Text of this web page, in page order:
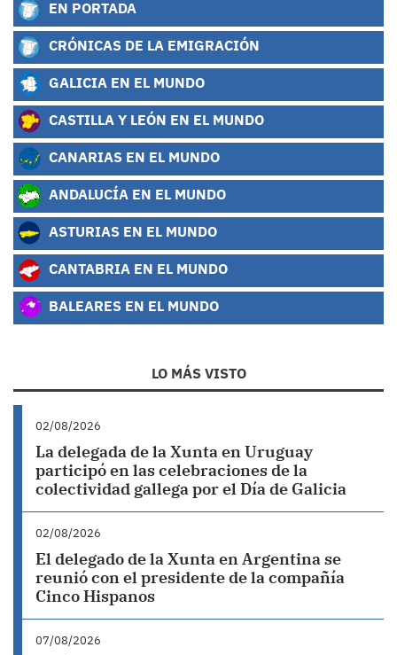
EN PORTADA
CRÓNICAS DE LA EMIGRACIÓN
GALICIA EN EL MUNDO
CASTILLA Y LEÓN EN EL MUNDO
CANARIAS EN EL MUNDO
ANDALUCÍA EN EL MUNDO
ASTURIAS EN EL MUNDO
CANTABRIA EN EL MUNDO
BALEARES EN EL MUNDO
LO MÁS VISTO
02/08/2026
La delegada de la Xunta en Uruguay
participó en las celebraciones de la
colectividad gallega por el Día de Galicia
02/08/2026
El delegado de la Xunta en Argentina se
reunió con el presidente de la compañía
Cinco Hispanos
07/08/2026